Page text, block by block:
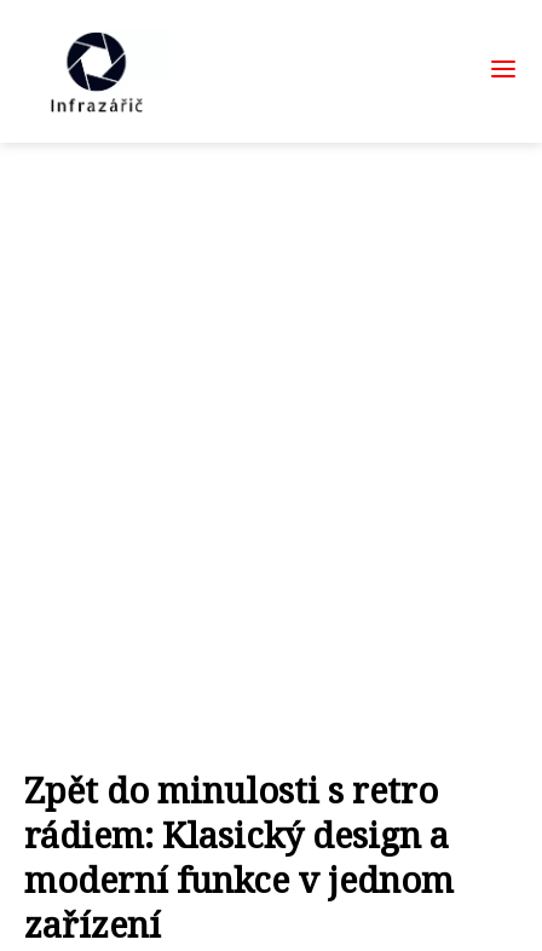
Zpět do minulosti s retro
rádiem: Klasický design a
moderní funkce v jednom
zařízení